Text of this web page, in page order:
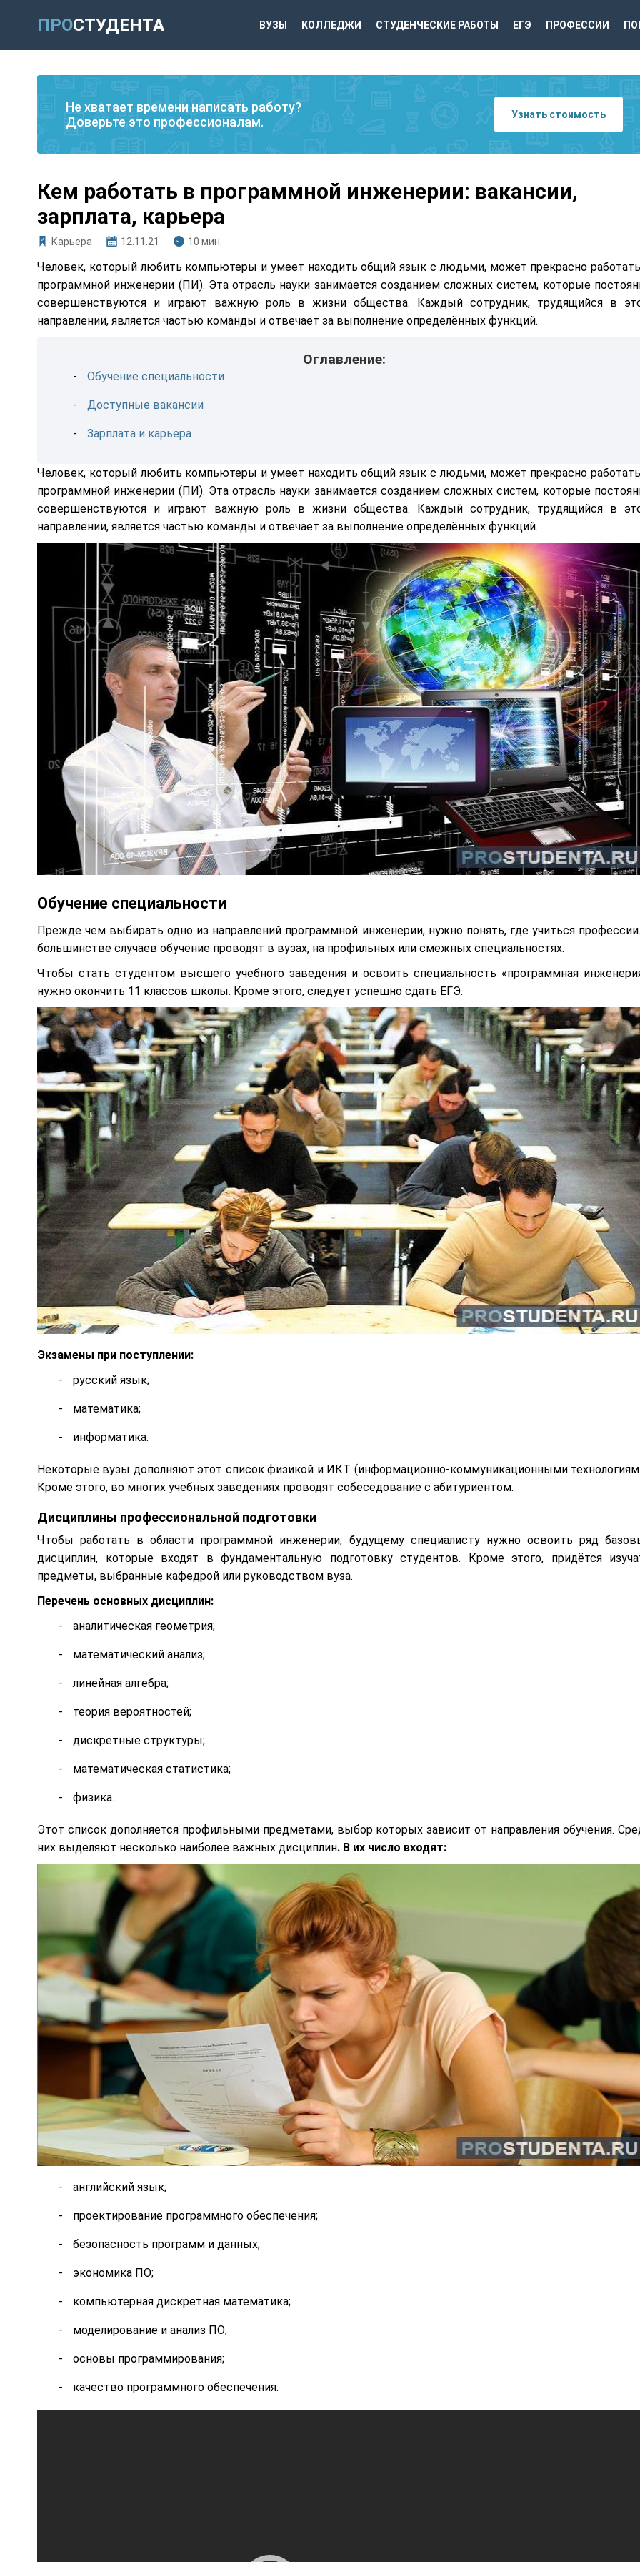
ПРОСТУДЕНТА ВУЗЫ КОЛЛЕДЖИ СТУДЕНЧЕСКИЕ РАБОТЫ ЕГЭ ПРОФЕССИИ
Не хватает времени написать работу?
Доверьте это профессионалам.
Узнать стоимость
Кем работать в программной инженерии: вакансии,
зарплата, карьера
Карьера 12.11.21 10 мин.
Человек, который любить компьютеры и умеет находить общий язык с людьми, может прекрасно
программной инженерии (ПИ). Эта отрасль науки занимается созданием сложных систем, которые
совершенствуются и играют важную роль в жизни общества. Каждый сотрудник, трудящийся в
направлении, является частью команды и отвечает за выполнение определённых функций.
Оглавление:
Обучение специальности
Доступные вакансии
Зарплата и карьера
Человек, который любить компьютеры и умеет находить общий язык с людьми, может прекрасно
программной инженерии (ПИ). Эта отрасль науки занимается созданием сложных систем, которые
совершенствуются и играют важную роль в жизни общества. Каждый сотрудник, трудящийся в
направлении, является частью команды и отвечает за выполнение определённых функций.
Обучение специальности
Прежде чем выбирать одно из направлений программной инженерии, нужно понять, где учиться
большинстве случаев обучение проводят в вузах, на профильных или смежных специальностях.
Чтобы стать студентом высшего учебного заведения и освоить специальность «программная
нужно окончить 11 классов школы. Кроме этого, следует успешно сдать ЕГЭ.
Экзамены при поступлении:
русский язык;
математика;
информатика.
Некоторые вузы дополняют этот список физикой и ИКТ (информационно-коммуникационными
Кроме этого, во многих учебных заведениях проводят собеседование с абитуриентом.
Дисциплины профессиональной подготовки
Чтобы работать в области программной инженерии, будущему специалисту нужно освоить ряд
дисциплин, которые входят в фундаментальную подготовку студентов. Кроме этого, придётся
предметы, выбранные кафедрой или руководством вуза.
Перечень основных дисциплин:
аналитическая геометрия;
математический анализ;
линейная алгебра;
теория вероятностей;
дискретные структуры;
математическая статистика;
физика.
Этот список дополняется профильными предметами, выбор которых зависит от направления обучения.
них выделяют несколько наиболее важных дисциплин. В их число входят:
английский язык;
проектирование программного обеспечения;
безопасность программ и данных;
экономика ПО;
компьютерная дискретная математика;
моделирование и анализ ПО;
основы программирования;
качество программного обеспечения.